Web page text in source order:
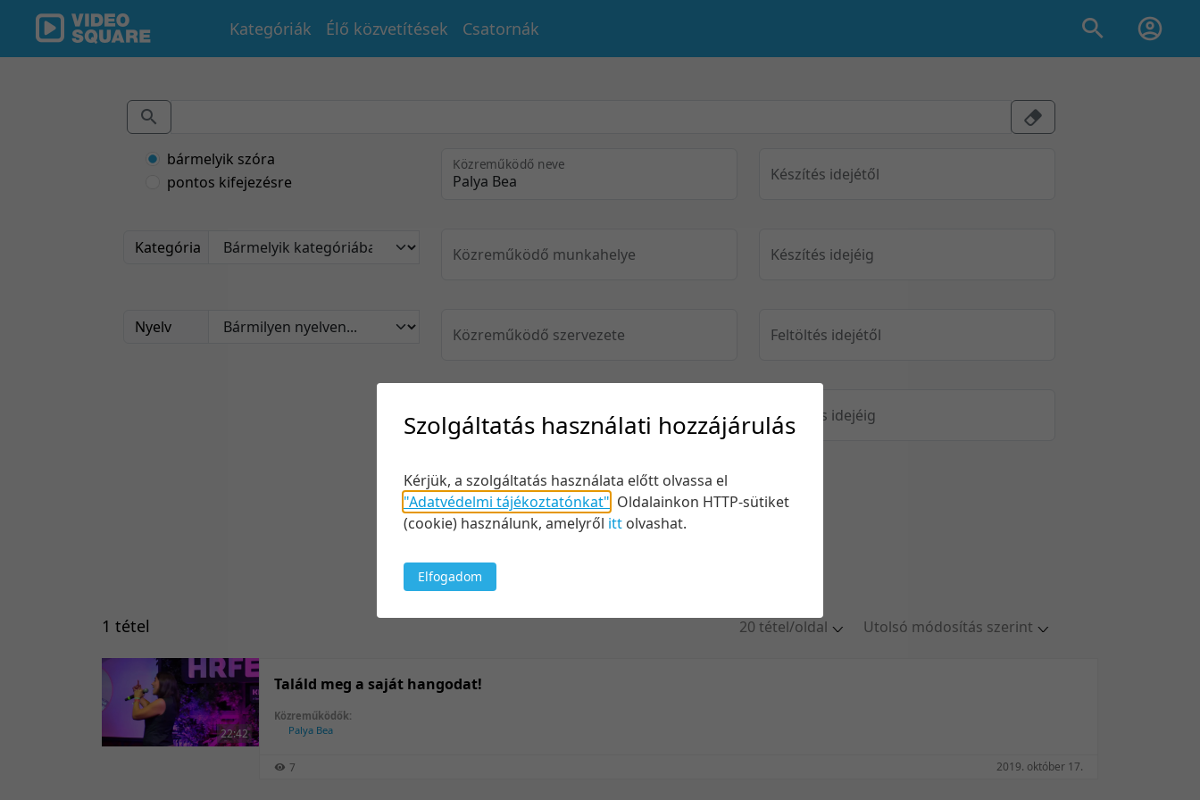
Kategóriák Élő közvetítések Csatornák
bármelyik szóra
pontos kifejezésre
Kategória
Nyelv
Közreműködő neve
Közreműködő munkahelye
Közreműködő szervezete
Készítés idejétől
Készítés idejéig
Feltöltés idejétől
Feltöltés idejéig
Keresés
Utolsó módosítás szerint
Feltöltés dátuma szerint
1 tétel
20 tétel/oldal
22:42
Találd meg a saját hangodat!
Közreműködők:
Palya Bea
7 2019. október 17.
Szolgáltatás használati hozzájárulás
Kérjük, a szolgáltatás használata előtt olvassa el
"Adatvédelmi tájékoztatónkat" Oldalainkon HTTP-sütiket
(cookie) használunk, amelyről itt olvashat.
Elfogadom